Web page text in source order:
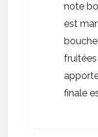
note
est
finale